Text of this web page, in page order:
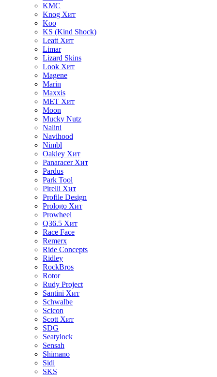
KMC
Knog Хит
Koo
KS (Kind Shock)
Leatt Хит
Limar
Lizard Skins
Look Хит
Magene
Marin
Maxxis
MET Хит
Moon
Mucky Nutz
Nalini
Navihood
Nimbl
Oakley Хит
Panaracer Хит
Pardus
Park Tool
Pirelli Хит
Profile Design
Prologo Хит
Prowheel
Q36.5 Хит
Race Face
Remerx
Ride Concepts
Ridley
RockBros
Rotor
Rudy Project
Santini Хит
Schwalbe
Scicon
Scott Хит
SDG
Seatylock
Sensah
Shimano
Sidi
SKS